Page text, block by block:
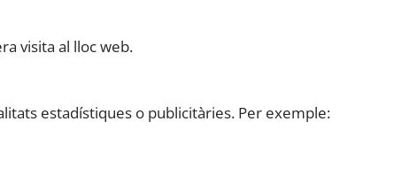
visita al lloc web.
estadístiques o publicitàries. Per exemple: